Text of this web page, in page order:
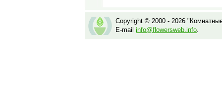
Copyright © 2000 - 2026
E-mail info@flowersweb.info.